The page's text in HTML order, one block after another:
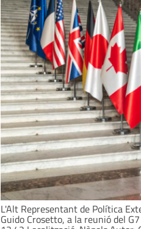
L'Alt Representant de Política
Guido Crosetto, a la reunió del